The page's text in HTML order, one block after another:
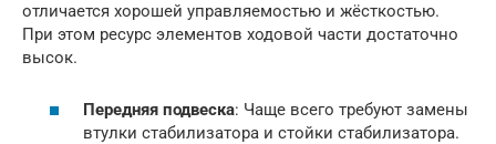
отличается хорошей управляемостью и жёсткостью.
При этом ресурс элементов ходовой части достаточно
высок.
Передняя подвеска: Чаще всего требуют замены
втулки стабилизатора и стойки стабилизатора.